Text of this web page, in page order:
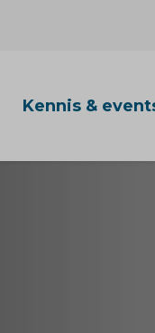
Kennis &